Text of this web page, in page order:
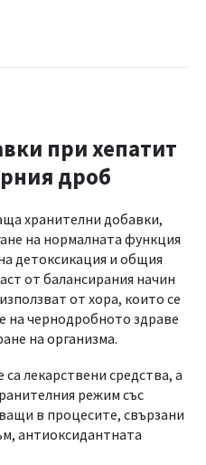
при хепатит
дроб
хранителни добавки,
на нормалната функция
детоксикация и общия
от балансирания начин
от хора, които се
на чернодробното здраве
на организма.
лекарствени средства, а
режим със
в процесите, свързани
антиоксидантната